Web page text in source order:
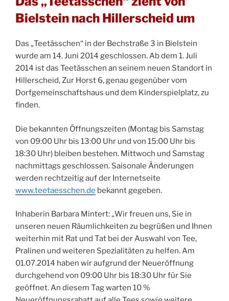
Bielstein nach Hillerscheid um
Das „Teetässchen“ in der Bechstraße 3 in Bielstein
wurde am 14. Juni 2014 geschlossen. Ab dem 1. Juli
2014 ist das Teetässchen an seinem neuen Standort in
Hillerscheid, Zur Horst 6, genau gegenüber vom
Dorfgemeinschaftshaus und dem Kinderspielplatz, zu
finden.
Die bekannten Öffnungszeiten (Montag bis Samstag
von 09:00 Uhr bis 13:00 Uhr und von 15:00 Uhr bis
18:30 Uhr) bleiben bestehen. Mittwoch und Samstag
nachmittags geschlossen. Saisonale Änderungen
werden rechtzeitig auf der Internetseite
www.teetaesschen.de bekannt gegeben.
Inhaberin Barbara Mintert: „Wir freuen uns, Sie in
unseren neuen Räumlichkeiten zu begrüßen und Ihnen
weiterhin mit Rat und Tat bei der Auswahl von Tee,
Pralinen und weiteren Spezialitäten zu helfen. Am
01.07.2014 haben wir aufgrund der Neueröffnung
durchgehend von 09:00 Uhr bis 18:30 Uhr für Sie
geöffnet. An diesem Tag warten 10 %